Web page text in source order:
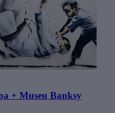
+ Museu Banksy